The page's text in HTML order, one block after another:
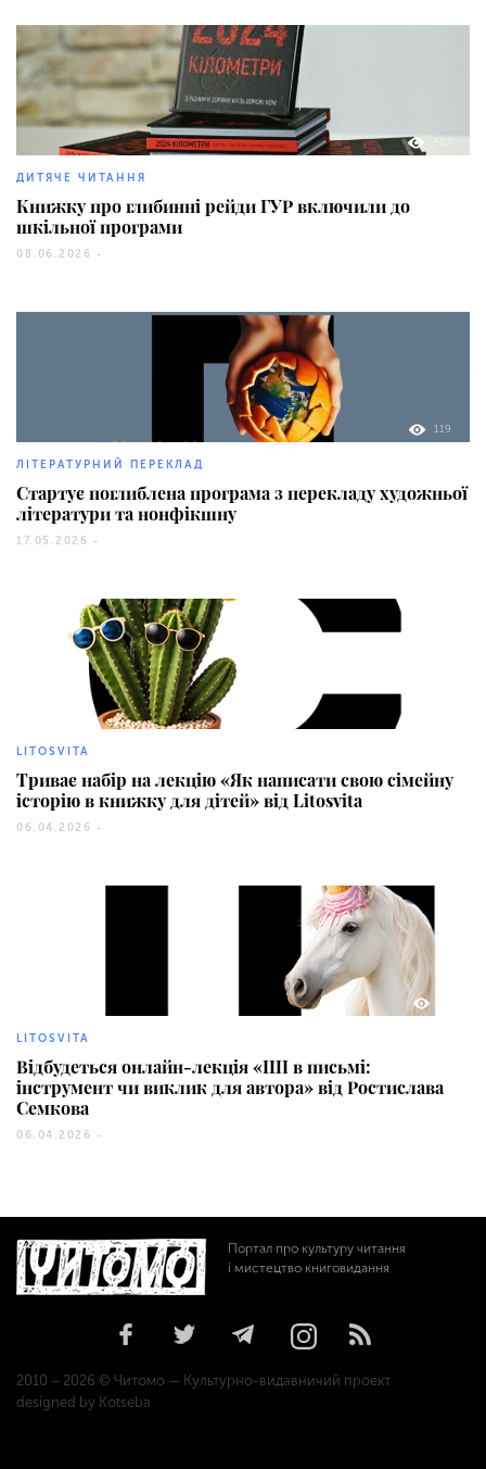
ДИТЯЧЕ ЧИТАННЯ
Книжку про глибинні рейди ГУР включили до
шкільної програми
08.06.2026 -
119
ЛІТЕРАТУРНИЙ ПЕРЕКЛАД
Стартує поглиблена програма з перекладу художньої
літератури та нонфікшну
17.05.2026 -
LITOSVITA
Триває набір на лекцію «Як написати свою сімейну
історію в книжку для дітей» від Litosvita
06.04.2026 -
LITOSVITA
Відбудеться онлайн-лекція «ШІ в письмі:
інструмент чи виклик для автора» від Ростислава
Семкова
06.04.2026 -
Портал про культуру читання
і мистецтво книговидання
2010 – 2026 © Читомо — Культурно-видавничий проект
designed by Kotseba